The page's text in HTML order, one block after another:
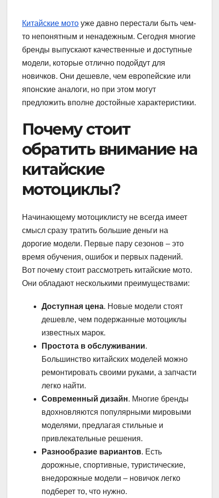
Китайские мото уже давно перестали быть чем-
то непонятным и ненадежным. Сегодня многие
бренды выпускают качественные и доступные
модели, которые отлично подойдут для
новичков. Они дешевле, чем европейские или
японские аналоги, но при этом могут
предложить вполне достойные характеристики.
Почему стоит
обратить внимание на
китайские
мотоциклы?
Начинающему мотоциклисту не всегда имеет
смысл сразу тратить большие деньги на
дорогие модели. Первые пару сезонов – это
время обучения, ошибок и первых падений.
Вот почему стоит рассмотреть китайские мото.
Они обладают несколькими преимуществами:
Доступная цена. Новые модели стоят
дешевле, чем подержанные мотоциклы
известных марок.
Простота в обслуживании.
Большинство китайских моделей можно
ремонтировать своими руками, а запчасти
легко найти.
Современный дизайн. Многие бренды
вдохновляются популярными мировыми
моделями, предлагая стильные и
привлекательные решения.
Разнообразие вариантов. Есть
дорожные, спортивные, туристические,
внедорожные модели – новичок легко
подберет то, что нужно.